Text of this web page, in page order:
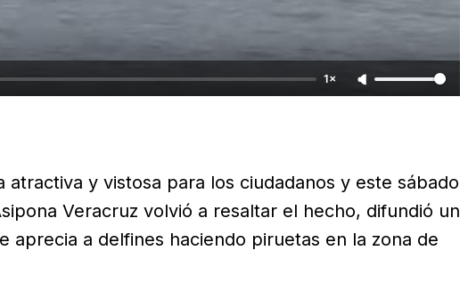
1×
atractiva y vistosa para los ciudadanos y este sábado
Veracruz volvió a resaltar el hecho, difundió un
aprecia a delfines haciendo piruetas en la zona de